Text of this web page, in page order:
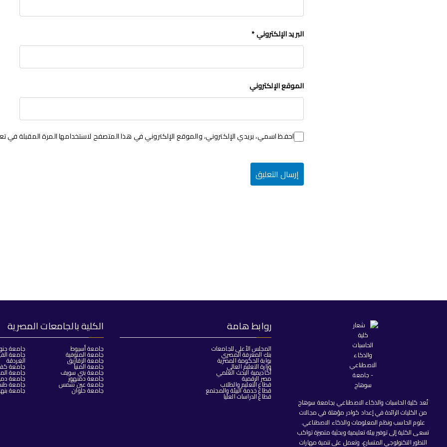
البريد الإلكتروني*
الموقع الإلكتروني
احفظ اسمي، بريدي الإلكتروني، والموقع الإلكتروني في هذا المتصفح لاستخدامها المرة المقبلة في
تُعد كلية الحاسبات والذكاء الاصطناعي بجامعة سوهاج
من الكليات الرائدة في إعداد كوادر مؤهلة في مجالات
علوم الحاسب ونظم المعلومات والذكاء الاصطناعي.
تسعى الكلية إلى توفير بيئة تعليمية وبحثية متميزة تواكب
التطور التكنولوجي المتسارع، وتعمل على تنمية مهارات
روابط هامة
المجلس الأعلى للجامعات
بنك المعرفة المصري
بوابة الحكومة المصرية
وزارة التعليم العالي
أكاديمية البحث العلمي
مصر الرقمية
قطاع التعليم والطلاب
قطاع خدمة البيئة والمجتمع
قطاع الدراسات العليا
الكلية بالجامعات المصرية
جامعة أسيوط
جامعة المنوفية
جامعة الزقازيق
جامعة المنيا
جامعة بني سويف
جامعة دمنهور
جامعة عين شمس
جامعة حلوان
جامعة
جامعة
الغردقة
جامعة
جامعة
جامعة
جامعة
جامعة